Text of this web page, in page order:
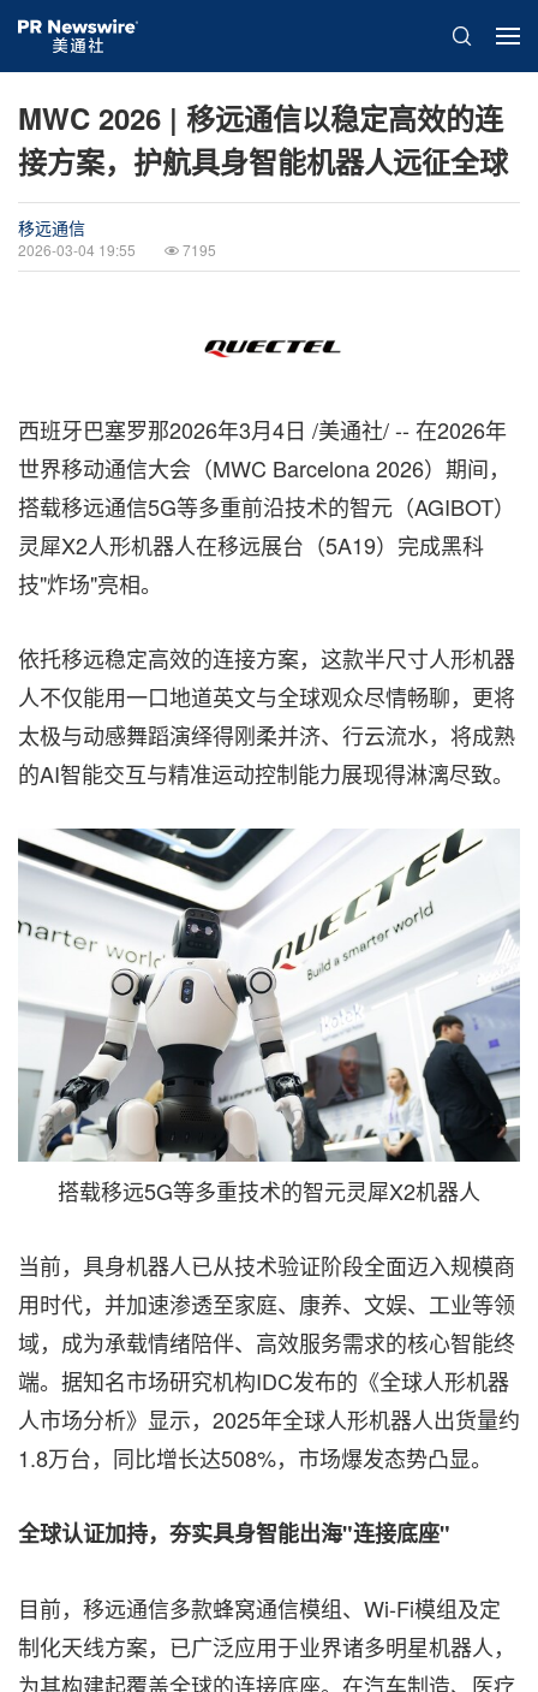
MWC 2026 | 移远通信以稳定高效的连
接方案，护航具身智能机器人远征全球
移远通信
2026-03-04 19:55 7195
西班牙巴塞罗那2026年3月4日 /美通社/ -- 在2026年
世界移动通信大会（MWC Barcelona 2026）期间，
搭载移远通信5G等多重前沿技术的智元（AGIBOT）
灵犀X2人形机器人在移远展台（5A19）完成黑科
技"炸场"亮相。
依托移远稳定高效的连接方案，这款半尺寸人形机器
人不仅能用一口地道英文与全球观众尽情畅聊，更将
太极与动感舞蹈演绎得刚柔并济、行云流水，将成熟
的AI智能交互与精准运动控制能力展现得淋漓尽致。
搭载移远5G等多重技术的智元灵犀X2机器人
当前，具身机器人已从技术验证阶段全面迈入规模商
用时代，并加速渗透至家庭、康养、文娱、工业等领
域，成为承载情绪陪伴、高效服务需求的核心智能终
端。据知名市场研究机构IDC发布的《全球人形机器
人市场分析》显示，2025年全球人形机器人出货量约
1.8万台，同比增长达508%，市场爆发态势凸显。
全球认证加持，夯实具身智能出海"连接底座"
目前，移远通信多款蜂窝通信模组、Wi-Fi模组及定
制化天线方案，已广泛应用于业界诸多明星机器人，
为其构建起覆盖全球的连接底座。在汽车制造、医疗